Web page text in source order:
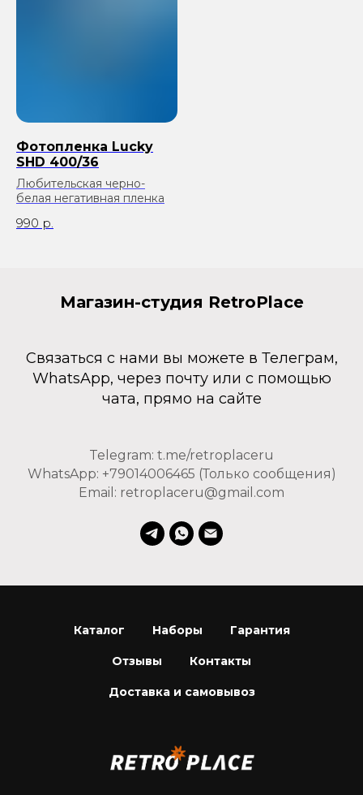
Фотопленка Lucky
SHD 400/36
Любительская черно-
белая негативная пленка
990 р.
Магазин-студия RetroPlace
Связаться с нами вы можете в Телеграм,
WhatsApp, через почту или с помощью
чата, прямо на сайте
Telegram: t.me/retroplaceru
WhatsApp: +79014006465 (Только сообщения)
Email: retroplaceru@gmail.com
Каталог Наборы Гарантия
Отзывы Контакты
Доставка и самовывоз